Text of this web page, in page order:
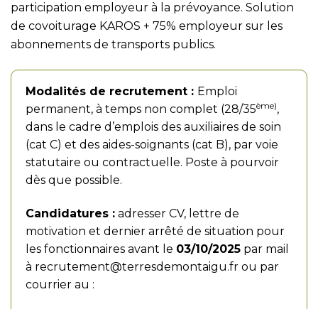
participation employeur à la prévoyance. Solution
de covoiturage KAROS + 75% employeur sur les
abonnements de transports publics.
Modalités de recrutement : Emploi
permanent, à temps non complet (28/35ème),
dans le cadre d’emplois des auxiliaires de soin
(cat C) et des aides-soignants (cat B), par voie
statutaire ou contractuelle. Poste à pourvoir
dès que possible.
Candidatures : adresser CV, lettre de
motivation et dernier arrêté de situation pour
les fonctionnaires avant le 03/10/2025 par mail
à recrutement@terresdemontaigu.fr ou par
courrier au :